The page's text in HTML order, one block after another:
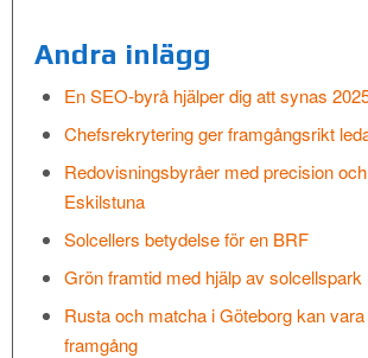
Andra inlägg
En SEO-byrå hjälper dig att synas
Chefsrekrytering ger framgångsrikt
Redovisningsbyråer med precision
Eskilstuna
Solcellers betydelse för en BRF
Grön framtid med hjälp av solcellspark
Rusta och matcha i Göteborg kan
framgång